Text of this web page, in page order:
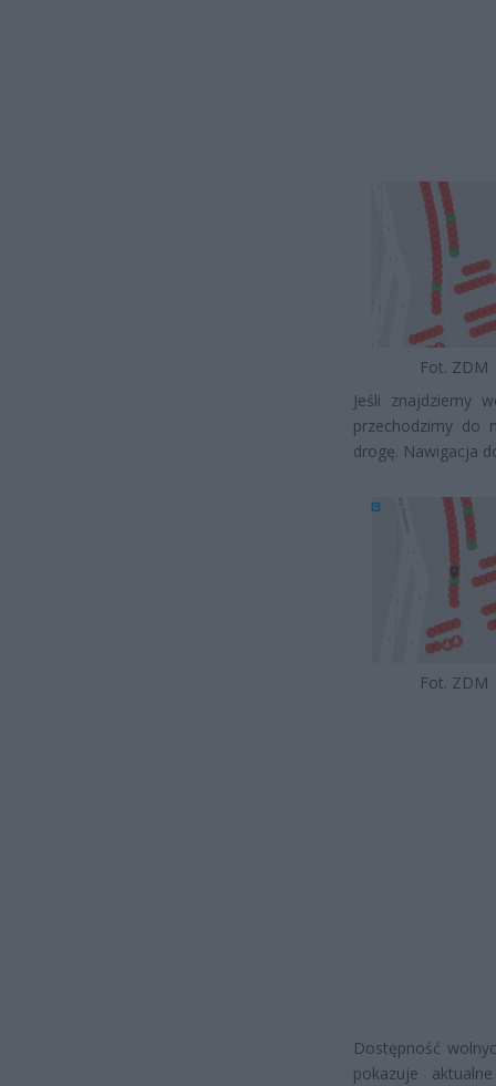
Fot. ZDM
Jeśli znajdziemy
przechodzimy do
drogę. Nawigacja
Fot. ZDM
Dostępność
pokazuje